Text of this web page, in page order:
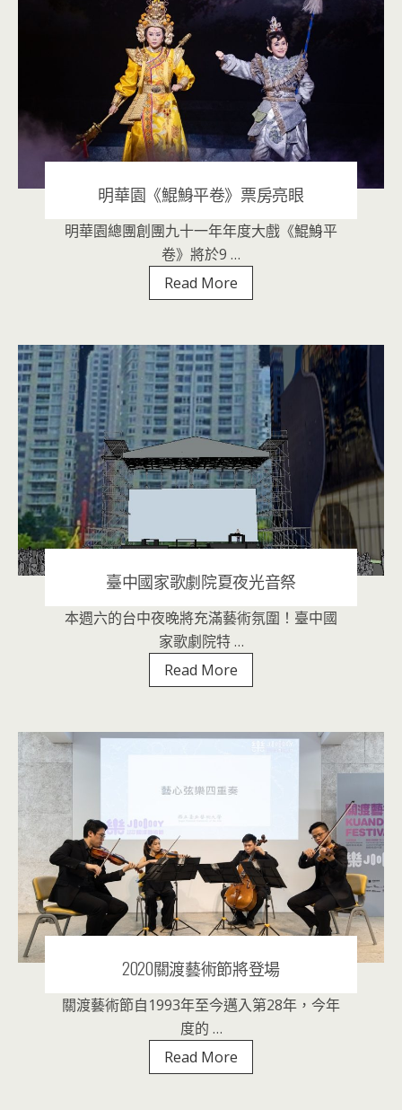
歌
將
場
明華園《鯤鯓平卷》票房亮眼
2020 年 9 月 17 日 | 音樂表演
明華園總團創團九十一年年度大戲《鯤鯓平
卷》將於9 …
Read More
華
《鯤
鯓
平
卷》
票
房
亮
臺中國家歌劇院夏夜光音祭
2020 年 9 月 9 日 | 音樂表演
本週六的台中夜晚將充滿藝術氛圍！臺中國
家歌劇院特 …
Read More
中
家
劇
夏
夜
光
音
祭
2020關渡藝術節將登場
2020 年 9 月 9 日 | 音樂表演
關渡藝術節自1993年至今邁入第28年，今年
度的 …
Read More
關